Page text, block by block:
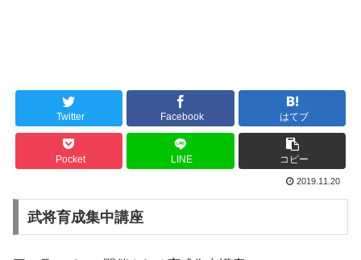
Twitter Facebook はてブ
Pocket LINE コピー
2019.11.20
武将育成集中講座